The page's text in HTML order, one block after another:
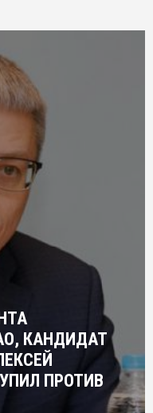
КАНДИДАТ
ПРОТИВ